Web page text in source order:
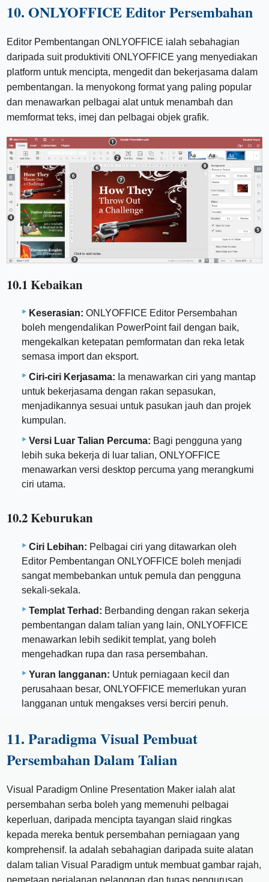
10. ONLYOFFICE Editor Persembahan
Editor Pembentangan ONLYOFFICE ialah sebahagian
daripada suit produktiviti ONLYOFFICE yang menyediakan
platform untuk mencipta, mengedit dan bekerjasama dalam
pembentangan. Ia menyokong format yang paling popular
dan menawarkan pelbagai alat untuk menambah dan
memformat teks, imej dan pelbagai objek grafik.
10.1 Kebaikan
Keserasian: ONLYOFFICE Editor Persembahan
boleh mengendalikan PowerPoint fail dengan baik,
mengekalkan ketepatan pemformatan dan reka letak
semasa import dan eksport.
Ciri-ciri Kerjasama: Ia menawarkan ciri yang mantap
untuk bekerjasama dengan rakan sepasukan,
menjadikannya sesuai untuk pasukan jauh dan projek
kumpulan.
Versi Luar Talian Percuma: Bagi pengguna yang
lebih suka bekerja di luar talian, ONLYOFFICE
menawarkan versi desktop percuma yang merangkumi
ciri utama.
10.2 Keburukan
Ciri Lebihan: Pelbagai ciri yang ditawarkan oleh
Editor Pembentangan ONLYOFFICE boleh menjadi
sangat membebankan untuk pemula dan pengguna
sekali-sekala.
Templat Terhad: Berbanding dengan rakan sekerja
pembentangan dalam talian yang lain, ONLYOFFICE
menawarkan lebih sedikit templat, yang boleh
mengehadkan rupa dan rasa persembahan.
Yuran langganan: Untuk perniagaan kecil dan
perusahaan besar, ONLYOFFICE memerlukan yuran
langganan untuk mengakses versi berciri penuh.
11. Paradigma Visual Pembuat
Persembahan Dalam Talian
Visual Paradigm Online Presentation Maker ialah alat
persembahan serba boleh yang memenuhi pelbagai
keperluan, daripada mencipta tayangan slaid ringkas
kepada mereka bentuk persembahan perniagaan yang
komprehensif. Ia adalah sebahagian daripada suite alatan
dalam talian Visual Paradigm untuk membuat gambar rajah,
pemetaan perjalanan pelanggan dan tugas pengurusan